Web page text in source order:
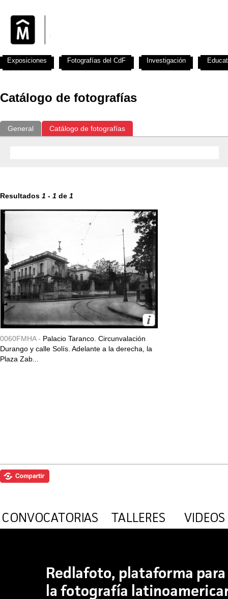
Catálogo de fotografías
General Catálogo de fotografías
Resultados 1 - 1 de 1
0060FMHA - Palacio Taranco. Circunvalación
Durango y calle Solís. Adelante a la derecha, la
Plaza Zab...
Exposiciones Fotografías del CdF Investigación